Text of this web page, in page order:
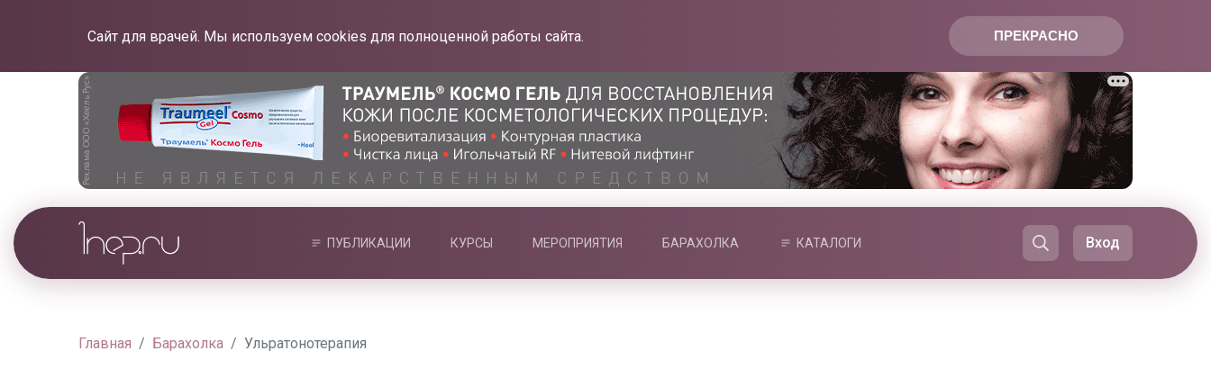
ПРЕКРАСНО
Сайт для врачей. Мы используем cookies для полноценной работы сайта.
ПУБЛИКАЦИИ КУРСЫ МЕРОПРИЯТИЯ БАРАХОЛКА КАТАЛОГИ Вход
Главная Барахолка Ульратонотерапия